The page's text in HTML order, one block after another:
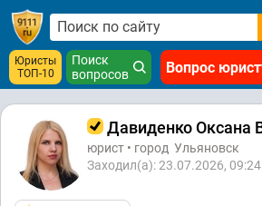
Юристы
ТОП-10
Поиск
вопросов
Вопрос
Давиденко Оксана
юрист • город Ульяновск
Заходил(а): 23.07.2026, 09:24